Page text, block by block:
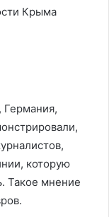
Крыма
которую
Такое мнение